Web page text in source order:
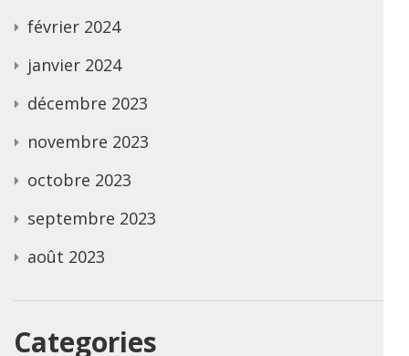
février 2024
janvier 2024
décembre 2023
novembre 2023
octobre 2023
septembre 2023
août 2023
Categories